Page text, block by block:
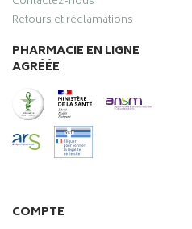
Retours et réclamations
PHARMACIE EN LIGNE
AGRÉÉE
COMPTE